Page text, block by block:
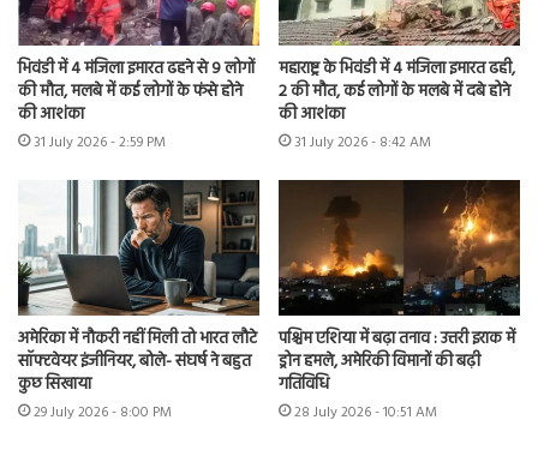
भिवंडी में 4 मंजिला इमारत ढहने से 9 लोगों
की मौत, मलबे में कई लोगों के फंसे होने
की आशंका
31 July 2026 - 2:59 PM
महाराष्ट्र के भिवंडी में 4 मंजिला इमारत ढही,
2 की मौत, कई लोगों के मलबे में दबे होने
की आशंका
31 July 2026 - 8:42 AM
अमेरिका में नौकरी नहीं मिली तो भारत लौटे
सॉफ्टवेयर इंजीनियर, बोले- संघर्ष ने बहुत
कुछ सिखाया
29 July 2026 - 8:00 PM
पश्चिम एशिया में बढ़ा तनाव : उत्तरी इराक में
ड्रोन हमले, अमेरिकी विमानों की बढ़ी
गतिविधि
28 July 2026 - 10:51 AM